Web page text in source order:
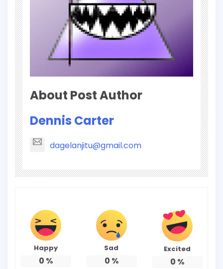
About Post Author
Dennis Carter
dagelanjitu@gmail.com
Happy
0 %
Sad
0 %
Excited
0 %